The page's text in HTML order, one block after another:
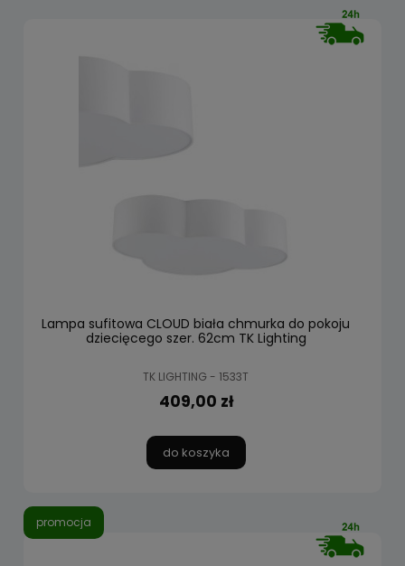
Lampa sufitowa CLOUD biała chmurka do pokoju
dziecięcego szer. 62cm TK Lighting
TK LIGHTING - 1533T
409,00 zł
do koszyka
promocja